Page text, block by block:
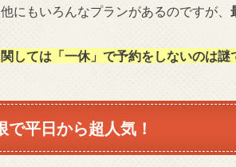
にもいろんなプランがあるのですが、
関しては「一休」で予約をしないのは謎
で平日から超人気！